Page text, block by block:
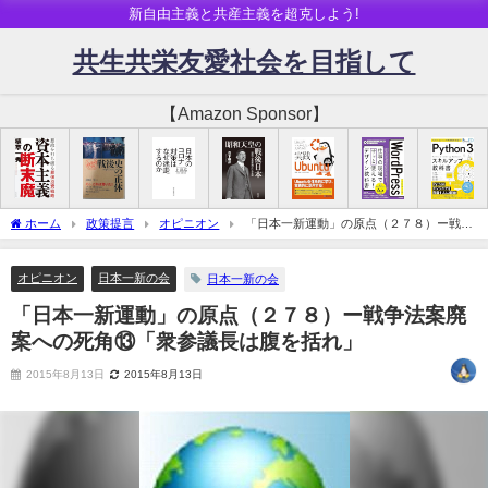
新自由主義と共産主義を超克しよう!
共生共栄友愛社会を目指して
【Amazon Sponsor】
ホーム 政策提言 オピニオン
「日本一新運動」の原点（２７８）ー戦争
法案廃案への死角⑬「衆参議長は腹を括れ」
オピニオン 日本一新の会 日本一新の会
「日本一新運動」の原点（２７８）ー戦争法案廃
案への死角⑬「衆参議長は腹を括れ」
2015年8月13日 2015年8月13日